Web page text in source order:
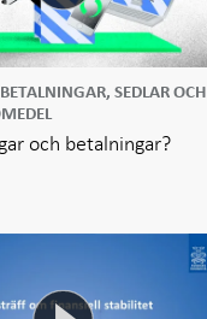
BETALNINGAR, SEDLAR OCH
och betalningar?